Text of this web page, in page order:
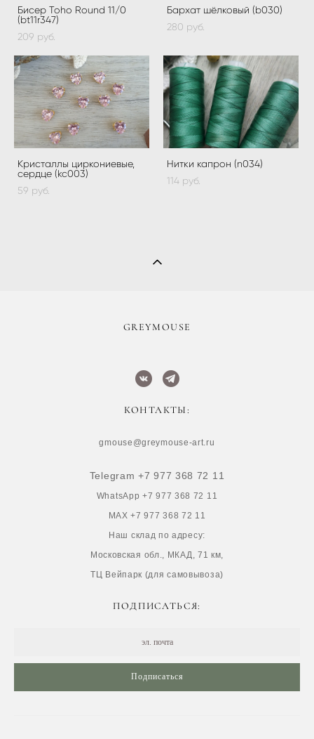
Бисер Toho Round 11/0
(bt11r347)
209 pуб.
Бархат шёлковый (b030)
280 pуб.
Кристаллы циркониевые,
сердце (kc003)
59 pуб.
Нитки капрон (n034)
114 pуб.
​GREYMOUSE
КОНТАКТЫ:
gmouse@greymouse-art.ru
Telegram +7 977 368 72 11
WhatsApp +7 977 368 72 11
MAX +7 977 368 72 11
Наш склад по адресу:
Московская обл., МКАД, 71 км,
ТЦ Вейпарк (для самовывоза)
ПОДПИСАТЬСЯ:
Подписаться